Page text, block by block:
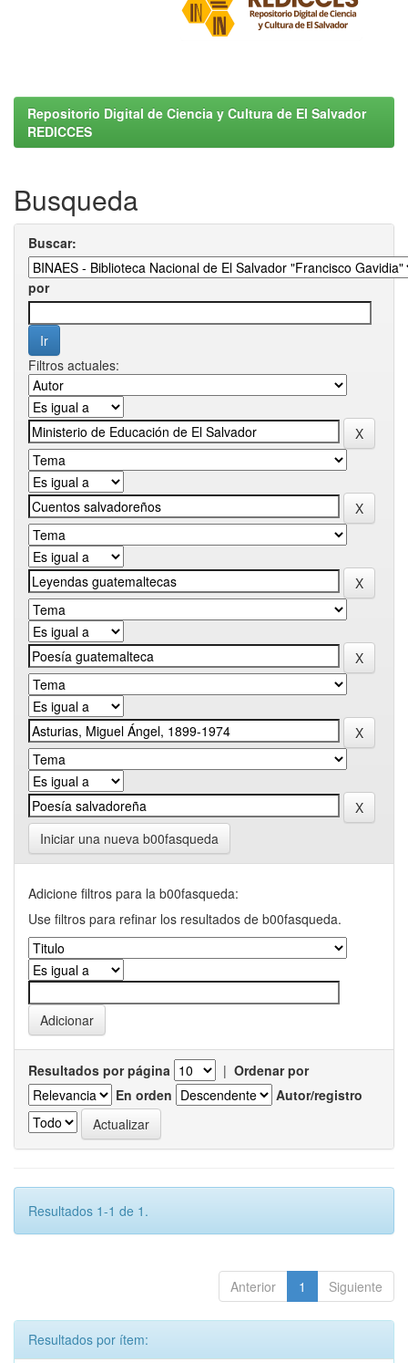
Repositorio Digital de Ciencia y Cultura de El Salvador
REDICCES
Busqueda
Buscar:
por
Filtros actuales:
Iniciar una nueva b00fasqueda
Adicione filtros para la b00fasqueda:
Use filtros para refinar los resultados de b00fasqueda.
Resultados por página | Ordenar por
En orden
Autor/registro
Resultados 1-1 de 1.
Anterior 1 Siguiente
Resultados por ítem: